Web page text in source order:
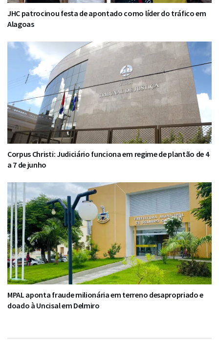
JHC patrocinou festa de apontado como líder do tráfico em
Alagoas
Corpus Christi: Judiciário funciona em regime de plantão de 4
a 7 de junho
MPAL aponta fraude milionária em terreno desapropriado e
doado à Uncisal em Delmiro